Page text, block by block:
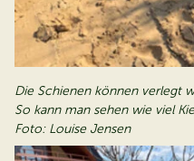
Die Schienen können verlegt
So kann man sehen wie viel
Foto: Louise Jensen